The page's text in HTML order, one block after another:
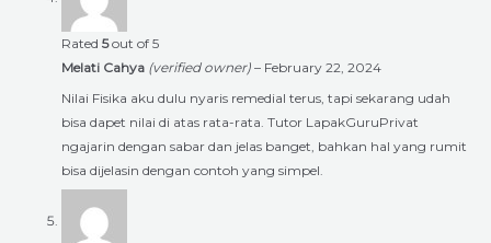
Rated 5out of 5
Melati Cahya (verified owner) – February 22, 2024
Nilai Fisika aku dulu nyaris remedial terus, tapi sekarang udah
bisa dapet nilai di atas rata-rata. Tutor LapakGuruPrivat
ngajarin dengan sabar dan jelas banget, bahkan hal yang rumit
bisa dijelasin dengan contoh yang simpel.